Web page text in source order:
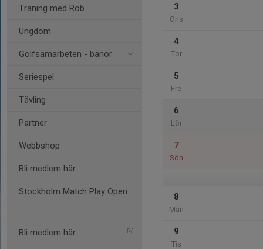
Träning med Rob
Ungdom
Golfsamarbeten - banor
Seriespel
Tävling
Partner
Webbshop
Bli medlem här
Stockholm Match Play Open
Bli medlem här
3
Ons
4
Tor
5
Fre
6
Lör
7
Sön
8
Mån
9
Tis